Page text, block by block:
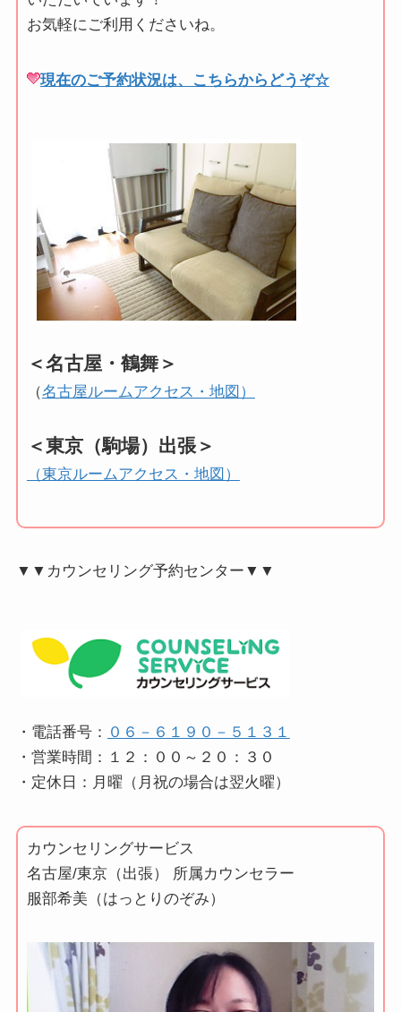
お気軽にご利用くださいね。
現在のご予約状況は、こちらからどうぞ☆
＜名古屋・鶴舞＞
（名古屋ルームアクセス・地図）
＜東京（駒場）出張＞
（東京ルームアクセス・地図）
▼▼カウンセリング予約センター▼▼
・電話番号： ０６－６１９０－５１３１
・営業時間：１２：００～２０：３０
・定休日：月曜（月祝の場合は翌火曜）
カウンセリングサービス
名古屋/東京（出張） 所属カウンセラー
服部希美（はっとりのぞみ）